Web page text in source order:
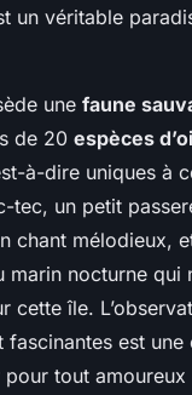
un véritable
une faune
de 20 espèces
à-dire uniques à
tec, un petit
chant mélodieux,
marin nocturne qui
cette île.
fascinantes est une
pour tout amoureux